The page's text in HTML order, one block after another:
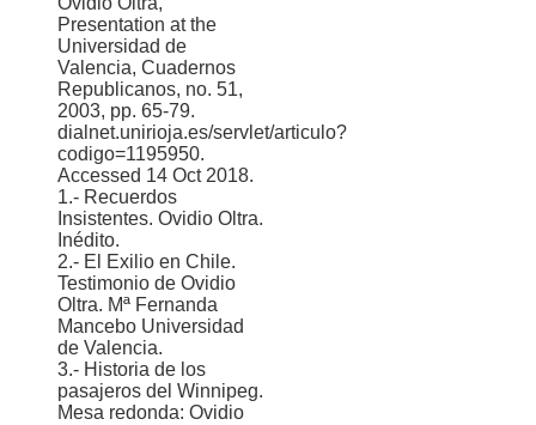
Presentation at the
Universidad de
Valencia, Cuadernos
Republicanos, no. 51,
2003, pp. 65-79.
dialnet.unirioja.es/servlet/articulo?
codigo=1195950.
Accessed 14 Oct 2018.
1.- Recuerdos
Insistentes. Ovidio Oltra.
Inédito.
2.- El Exilio en Chile.
Testimonio de Ovidio
Oltra. Mª Fernanda
Mancebo Universidad
de Valencia.
3.- Historia de los
pasajeros del Winnipeg.
Mesa redonda: Ovidio